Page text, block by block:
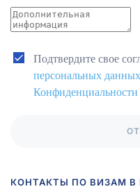
Подтвердите свое
персональных данных
Конфиденциальности
КОНТАКТЫ ПО ВИЗАМ В